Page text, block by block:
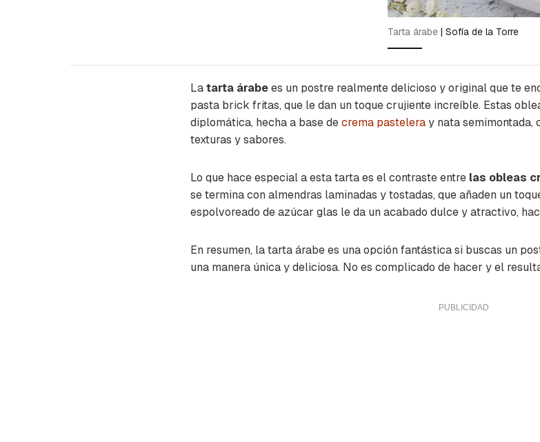
Tarta árabe | Sofía de la Torre
Latarta árabees un postre realmente delicioso y original que te
pasta brick fritas, que le dan un toque crujiente increíble. Estas
diplomática, hecha a base decrema pasteleray nata semimontada,
texturas y sabores.
Lo que hace especial a esta tarta es el contraste entre las obleas
se termina con almendras laminadas y tostadas, que añaden un
espolvoreado de azúcar glas le da un acabado dulce y atractivo,
En resumen, la tarta árabe es una opción fantástica si buscas un
una manera única y deliciosa. No es complicado de hacer y el